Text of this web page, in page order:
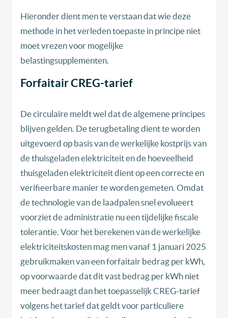
Hieronder dient men te verstaan dat wie deze
methode in het verleden toepaste in principe niet
moet vrezen voor mogelijke
belastingsupplementen.
Forfaitair CREG-tarief
De circulaire meldt wel dat de algemene principes
blijven gelden. De terugbetaling dient te worden
uitgevoerd op basis van de werkelijke kostprijs van
de thuisgeladen elektriciteit en de hoeveelheid
thuisgeladen elektriciteit dient op een correcte en
verifieerbare manier te worden gemeten. Omdat
de technologie van de laadpalen snel evolueert
voorziet de administratie nu een tijdelijke fiscale
tolerantie. Voor het berekenen van de werkelijke
elektriciteitskosten mag men vanaf 1 januari 2025
gebruikmaken van een forfaitair bedrag per kWh,
op voorwaarde dat dit vast bedrag per kWh niet
meer bedraagt dan het toepasselijk CREG-tarief
volgens het tarief dat geldt voor particuliere